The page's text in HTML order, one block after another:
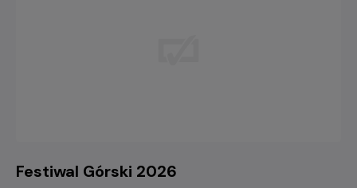
Festiwal Górski 2026